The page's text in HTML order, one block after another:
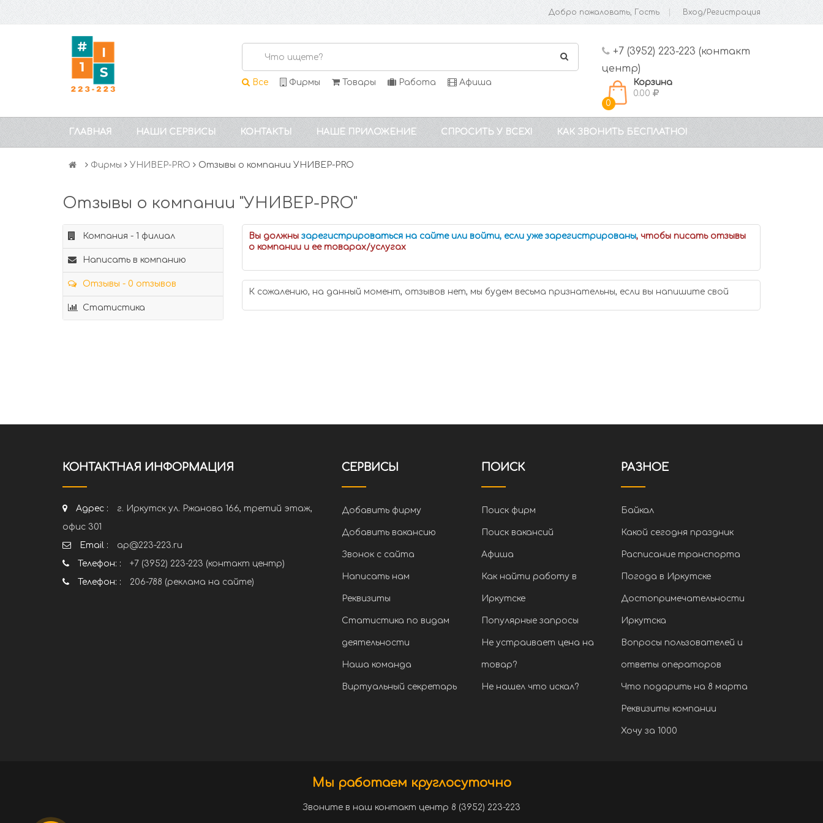
Добро пожаловать, Гость Вход/Регистрация
Все Фирмы Товары Работа Афиша
+7 (3952) 223-223 (контакт
центр)
0
Корзина
0.00
ГЛАВНАЯ НАШИ СЕРВИСЫ КОНТАКТЫ НАШЕ ПРИЛОЖЕНИЕ СПРОСИТЬ У ВСЕХ! КАК ЗВОНИТЬ БЕСПЛАТНО!
Фирмы УНИВЕР-PRO Отзывы о компании УНИВЕР-PRO
Отзывы о компании "УНИВЕР-PRO"
Компания - 1 филиал
Написать в компанию
Отзывы - 0 отзывов
Статистика
Вы должны зарегистрироваться на сайте или войти, если уже зарегистрированы, чтобы писать отзывы
о компании и ее товарах/услугах
К сожалению, на данный момент, отзывов нет, мы будем весьма признательны, если вы напишите свой
КОНТАКТНАЯ ИНФОРМАЦИЯ
Адрес :
г. Иркутск ул. Ржанова 166, третий этаж,
офис 301
Email :
ap@223-223.ru
Телефон: :
+7 (3952) 223-223 (контакт центр)
Телефон: :
206-788 (реклама на сайте)
СЕРВИСЫ
Добавить фирму
Добавить вакансию
Звонок с сайта
Написать нам
Реквизиты
Статистика по видам
деятельности
Наша команда
Виртуальный секретарь
ПОИСК
Поиск фирм
Поиск вакансий
Афиша
Как найти работу в
Иркутске
Популярные запросы
Не устраивает цена на
товар?
Не нашел что искал?
РАЗНОЕ
Байкал
Какой сегодня праздник
Расписание транспорта
Погода в Иркутске
Достопримечательности
Иркутска
Вопросы пользователей и
ответы операторов
Что подарить на 8 марта
Реквизиты компании
Хочу за 1000
Мы работаем круглосуточно
Звоните в наш контакт центр 8 (3952) 223-223